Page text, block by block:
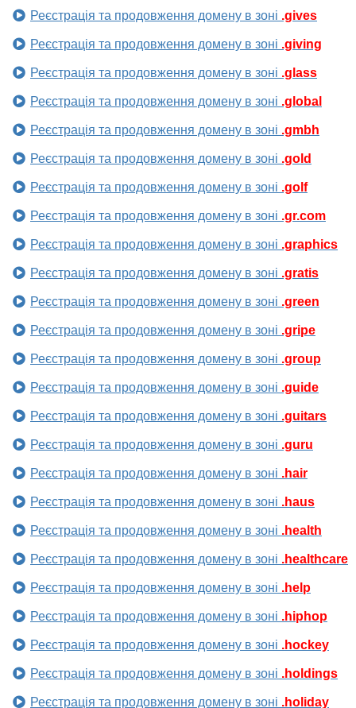
Реєстрація та продовження домену в зоні .gives
Реєстрація та продовження домену в зоні .giving
Реєстрація та продовження домену в зоні .glass
Реєстрація та продовження домену в зоні .global
Реєстрація та продовження домену в зоні .gmbh
Реєстрація та продовження домену в зоні .gold
Реєстрація та продовження домену в зоні .golf
Реєстрація та продовження домену в зоні .gr.com
Реєстрація та продовження домену в зоні .graphics
Реєстрація та продовження домену в зоні .gratis
Реєстрація та продовження домену в зоні .green
Реєстрація та продовження домену в зоні .gripe
Реєстрація та продовження домену в зоні .group
Реєстрація та продовження домену в зоні .guide
Реєстрація та продовження домену в зоні .guitars
Реєстрація та продовження домену в зоні .guru
Реєстрація та продовження домену в зоні .hair
Реєстрація та продовження домену в зоні .haus
Реєстрація та продовження домену в зоні .health
Реєстрація та продовження домену в зоні .healthcare
Реєстрація та продовження домену в зоні .help
Реєстрація та продовження домену в зоні .hiphop
Реєстрація та продовження домену в зоні .hockey
Реєстрація та продовження домену в зоні .holdings
Реєстрація та продовження домену в зоні .holiday